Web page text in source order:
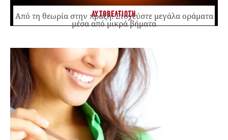
ΑΥΤΟΒΕΛΤΙΩΣΗ
Από τη θεωρία στην πράξη: Στοχεύστε μεγάλα οράματα
μέσα από μικρά βήματα